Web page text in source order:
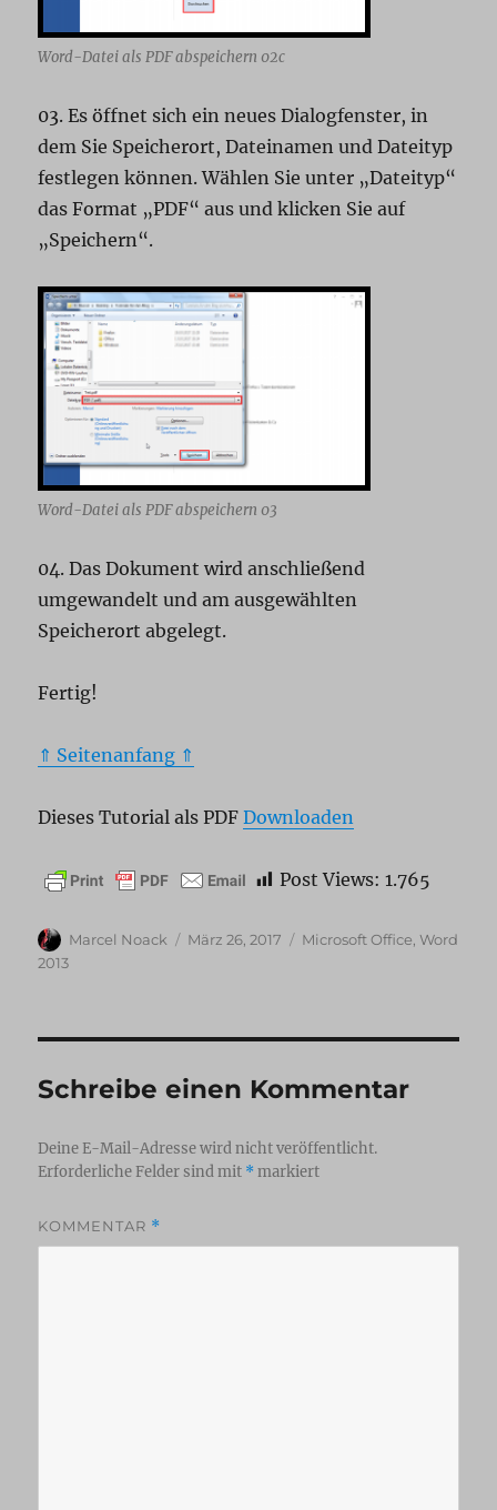
Word-Datei als PDF abspeichern 02c
03. Es öffnet sich ein neues Dialogfenster, in
dem Sie Speicherort, Dateinamen und Dateityp
festlegen können. Wählen Sie unter „Dateityp“
das Format „PDF“ aus und klicken Sie auf
„Speichern“.
Word-Datei als PDF abspeichern 03
04. Das Dokument wird anschließend
umgewandelt und am ausgewählten
Speicherort abgelegt.
Fertig!
⇑ Seitenanfang ⇑
Dieses Tutorial als PDFDownloaden
Post Views: 1.765
Autor
Marcel Noack
Veröffentlicht
März 26, 2017 Kategorien
Microsoft Office ,Word
2013
Schreibe einen Kommentar
Deine E-Mail-Adresse wird nicht veröffentlicht.
Erforderliche Felder sind mit *markiert
KOMMENTAR *